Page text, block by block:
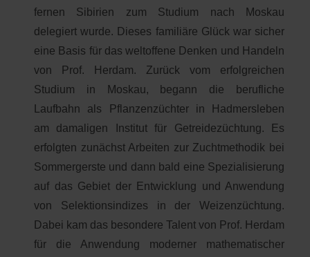
fernen Sibirien zum Studium nach Moskau
delegiert wurde. Dieses familiäre Glück war sicher
eine Basis für das weltoffene Denken und Handeln
von Prof. Herdam. Zurück vom erfolgreichen
Studium in Moskau, begann die berufliche
Laufbahn als Pflanzenzüchter in Hadmersleben
am damaligen Institut für Getreidezüchtung. Es
erfolgten zunächst Arbeiten zur Zuchtmethodik bei
Sommergerste und dann bald eine Spezialisierung
auf das Gebiet der Entwicklung und Anwendung
von Selektionsindizes in der Weizenzüchtung.
Dabei kam das besondere Talent von Prof. Herdam
für die Anwendung moderner mathematischer